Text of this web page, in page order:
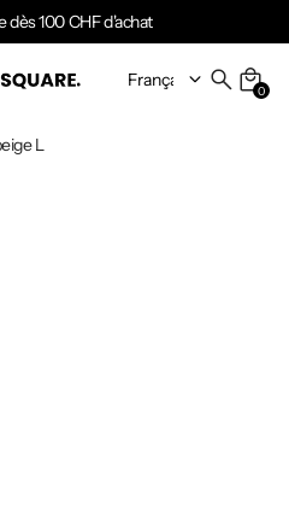
dès 100 CHF d'achat
0
L